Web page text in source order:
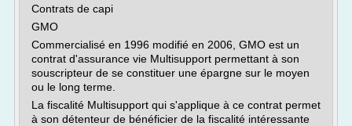
Contrats de capi
GMO
Commercialisé en 1996 modifié en 2006, GMO est un
contrat d'assurance vie Multisupport permettant à son
souscripteur de se constituer une épargne sur le moyen
ou le long terme.
La fiscalité Multisupport qui s'applique à ce contrat permet
à son détenteur de bénéficier de la fiscalité intéressante